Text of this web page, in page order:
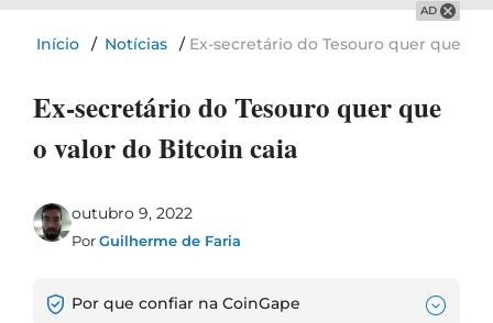
AD
Início / Notícias / Ex-secretário do Tesouro quer que o
Ex-secretário do Tesouro quer que
o valor do Bitcoin caia
outubro 9, 2022
PorGuilherme de Faria
Por que confiar na CoinGape